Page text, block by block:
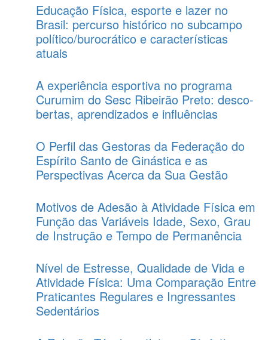
Educação Física, esporte e lazer no
Brasil: percurso histórico no subcampo
político/burocrático e características
atuais
A experiência esportiva no programa
Curumim do Sesc Ribeirão Preto: desco-
bertas, aprendizados e influências
O Perfil das Gestoras da Federação do
Espírito Santo de Ginástica e as
Perspectivas Acerca da Sua Gestão
Motivos de Adesão à Atividade Física em
Função das Variáveis Idade, Sexo, Grau
de Instrução e Tempo de Permanência
Nível de Estresse, Qualidade de Vida e
Atividade Física: Uma Comparação Entre
Praticantes Regulares e Ingressantes
Sedentários